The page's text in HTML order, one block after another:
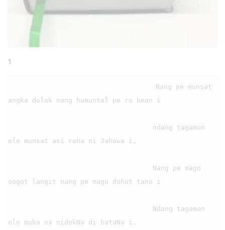
1
angka dolok nang humuntal pe ro bean i
olo munsat asi roha ni Jahowa i,
sogot langit nang pe mago dohot tano i
olo muba na nidokNa di hataNa i.